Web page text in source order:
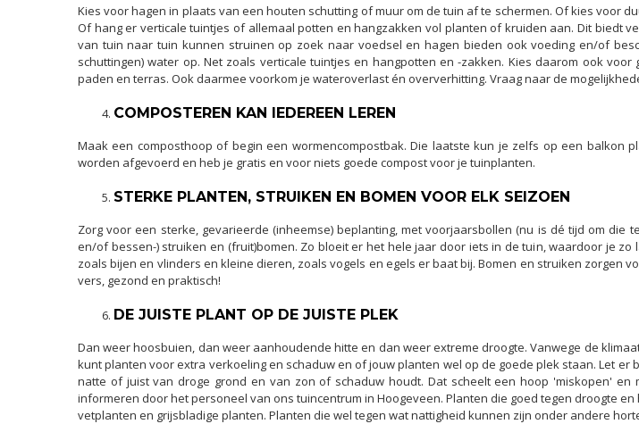
Kies voor hagen in plaats van een houten schutting of muur om de tuin af te schermen. Of kies voor
Of hang er verticale tuintjes of allemaal potten en hangzakken vol planten of kruiden aan. Dit biedt
van tuin naar tuin kunnen struinen op zoek naar voedsel en hagen bieden ook voeding en/of
schuttingen) water op. Net zoals verticale tuintjes en hangpotten en -zakken. Kies daarom ook
paden en terras. Ook daarmee voorkom je wateroverlast én oververhitting. Vraag naar de
COMPOSTEREN KAN IEDEREEN LEREN
Maak een composthoop of begin een wormencompostbak. Die laatste kun je zelfs op een
worden afgevoerd en heb je gratis en voor niets goede compost voor je tuinplanten.
STERKE PLANTEN, STRUIKEN EN BOMEN VOOR ELK SEIZOEN
Zorg voor een sterke, gevarieerde (inheemse) beplanting, met voorjaarsbollen (nu is dé tijd om
en/of bessen-) struiken en (fruit)bomen. Zo bloeit er het hele jaar door iets in de tuin, waardoor je
zoals bijen en vlinders en kleine dieren, zoals vogels en egels er baat bij. Bomen en struiken zorgen
vers, gezond en praktisch!
DE JUISTE PLANT OP DE JUISTE PLEK
Dan weer hoosbuien, dan weer aanhoudende hitte en dan weer extreme droogte. Vanwege de
kunt planten voor extra verkoeling en schaduw en of jouw planten wel op de goede plek staan. Let
natte of juist van droge grond en van zon of schaduw houdt. Dat scheelt een hoop 'miskopen'
informeren door het personeel van ons tuincentrum in Hoogeveen. Planten die goed tegen droogte
vetplanten en grijsbladige planten. Planten die wel tegen wat nattigheid kunnen zijn onder andere